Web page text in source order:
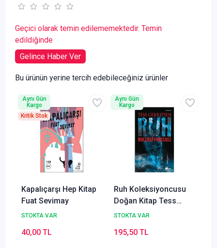
Geçici olarak temin edilememektedir. Temin
edildiğinde
Gelince Haber Ver
Bu ürünün yerine tercih edebileceğiniz ürünler
Kapalıçarşı Hep Kitap
Fuat Sevimay
STOKTA VAR
40,00 TL
Aynı Gün
Kargo
Kritik Stok
Ruh Koleksiyoncusu
Doğan Kitap Tess
Gerritsen
STOKTA VAR
195,50 TL
Aynı Gün
Kargo